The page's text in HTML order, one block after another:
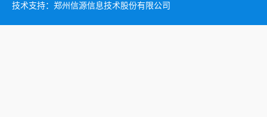
技术支持：郑州信源信息技术股份有限公司